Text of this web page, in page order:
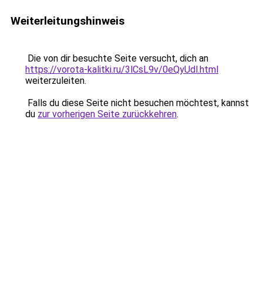
Weiterleitungshinweis
Die von dir besuchte Seite versucht, dich an
https://vorota-kalitki.ru/3lCsL9v/0eQyUdl.html
weiterzuleiten.
Falls du diese Seite nicht besuchen möchtest, kannst
du zur vorherigen Seite zurückkehren.